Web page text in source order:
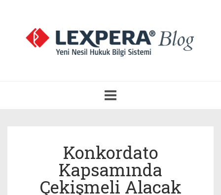
Aç
Konkordato
Kapsamında
Çekişmeli Alacak